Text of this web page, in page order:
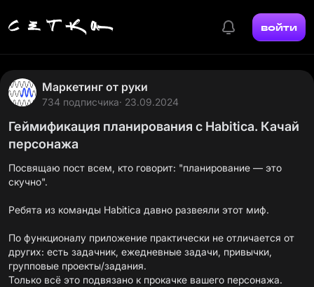
войти
Маркетинг от руки
734 подписчика· 23.09.2024
Геймификация планирования с Habitica. Качай
персонажа
Посвящаю пост всем, кто говорит: "планирование — это
скучно".
Ребята из команды Habitica давно развеяли этот миф.
По функционалу приложение практически не отличается от
других: есть задачник, ежедневные задачи, привычки,
групповые проекты/задания.
Только всё это подвязано к прокачке вашего персонажа.